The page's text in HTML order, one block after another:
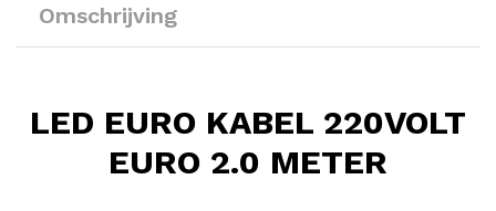
Omschrijving
LED EURO KABEL 220VOLT
EURO 2.0 METER